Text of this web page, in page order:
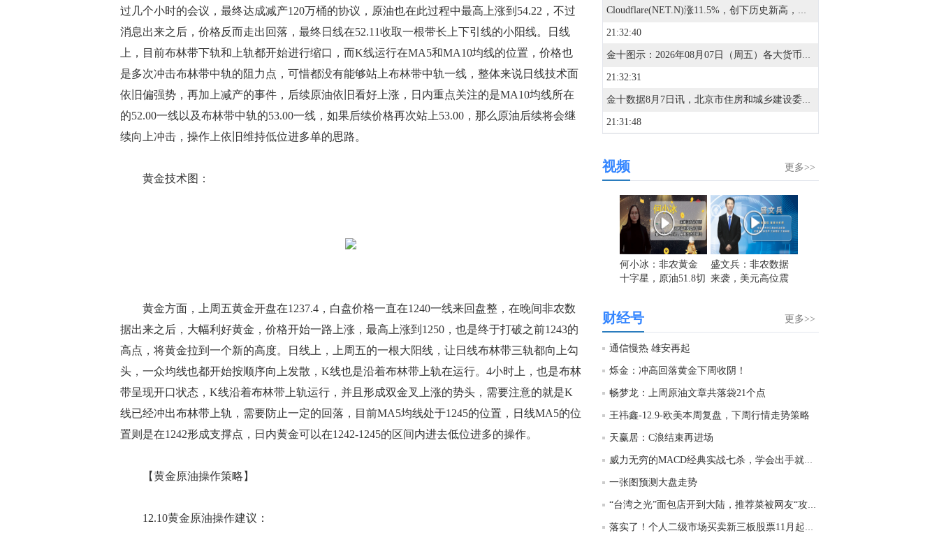
过几个小时的会议，最终达成减产120万桶的协议，原油也在此过程中最高上涨到54.22，不过
消息出来之后，价格反而走出回落，最终日线在52.11收取一根带长上下引线的小阳线。日线
上，目前布林带下轨和上轨都开始进行缩口，而K线运行在MA5和MA10均线的位置，价格也
是多次冲击布林带中轨的阻力点，可惜都没有能够站上布林带中轨一线，整体来说日线技术面
依旧偏强势，再加上减产的事件，后续原油依旧看好上涨，日内重点关注的是MA10均线所在
的52.00一线以及布林带中轨的53.00一线，如果后续价格再次站上53.00，那么原油后续将会继
续向上冲击，操作上依旧维持低位进多单的思路。
黄金技术图：
黄金方面，上周五黄金开盘在1237.4，白盘价格一直在1240一线来回盘整，在晚间非农数
据出来之后，大幅利好黄金，价格开始一路上涨，最高上涨到1250，也是终于打破之前1243的
高点，将黄金拉到一个新的高度。日线上，上周五的一根大阳线，让日线布林带三轨都向上勾
头，一众均线也都开始按顺序向上发散，K线也是沿着布林带上轨在运行。4小时上，也是布林
带呈现开口状态，K线沿着布林带上轨运行，并且形成双金叉上涨的势头，需要注意的就是K
线已经冲出布林带上轨，需要防止一定的回落，目前MA5均线处于1245的位置，日线MA5的位
置则是在1242形成支撑点，日内黄金可以在1242-1245的区间内进去低位进多的操作。
【黄金原油操作策略】
12.10黄金原油操作建议：
Cloudflare(NET.N)涨11.5%，创下历史新高，此前上调年收入预测。
21:32:40
金十图示：2026年08月07日（周五）各大货币对表现
21:32:31
金十数据8月7日讯，北京市住房和城乡建设委员会、北京市规划和自然资源委员会、北京住房公积金管理中心7日晚联合印发《关于进一步优化调整本市房地产政策的通知》。其中提到，适度提高住房公积金最高贷款额度。购房家庭中1人为公积金缴存人的，购买首套住房公积金贷款最高贷款额度为120万元，二套住房公积金贷款最高额度为100万元；夫妻双方均为缴存人的，购买首套住房公积金贷款最高贷款额度为240万元，二套住房公积金贷款最高额度为200万元。符合以下条件的，最高贷款额度可进一步上浮：1.城六区户籍居民家庭，在城六区外购买首套住房的，最高可上浮20万元；2.购买住房符合本市建筑绿色发展支持政策的，最高可上浮40万元；3.本市户籍二孩及以上多子女家庭购买住房的，可上浮40万元。同时符合多项条件的，最高贷款额度可叠加上浮，购房家庭中1人为公积金缴存人的，最高上浮60万元；夫妻双方均为缴存人的，最高上浮100万元。实际贷款额度依据购房家庭还款能力确定。
21:31:48
21:31:41
21:28:43
21:26:47
非农大爆冷！“世界杯”招聘潮退坡，7月就业人口意外减少，劳动参与率与失业率同降，市场对美联储加息的期待料再度落空……一图读懂美国非农
21:23:23
21:22:48
白宫国家经济委员会主任哈塞特：政府雇员和世界杯相关就业是就业疲软的部分原因。
21:22:03
白宫国家经济委员会主任哈塞特：婴儿潮一代正在退休。
21:21:27
白宫国家经济委员会主任哈塞特：（谈就业数据）看到参与率略有疲软。
21:20:03
更多>>
视频
何小冰：非农黄金
十字星，原油51.8切
盛文兵：非农数据
来袭，美元高位震
更多>>
财经号
通信慢热 雄安再起
烁金：冲高回落黄金下周收阴！
畅梦龙：上周原油文章共落袋21个点
王祎鑫-12.9-欧美本周复盘，下周行情走势策略
天赢居：C浪结束再进场
威力无穷的MACD经典实战七杀，学会出手就是大牛股！
一张图预测大盘走势
“台湾之光”面包店开到大陆，推荐菜被网友“攻陷”了…
落实了！个人二级市场买卖新三板股票11月起免征个税